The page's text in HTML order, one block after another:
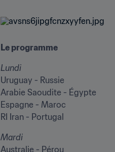
Le programme
Lundi
Uruguay - Russie
Arabie Saoudite - Égypte
Espagne - Maroc
RI Iran - Portugal
Mardi
Australie - Pérou